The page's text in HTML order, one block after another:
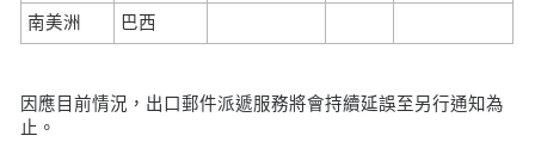
南美洲 巴西
因應目前情況，出口郵件派遞服務將會持續延誤至另行通知為
止。